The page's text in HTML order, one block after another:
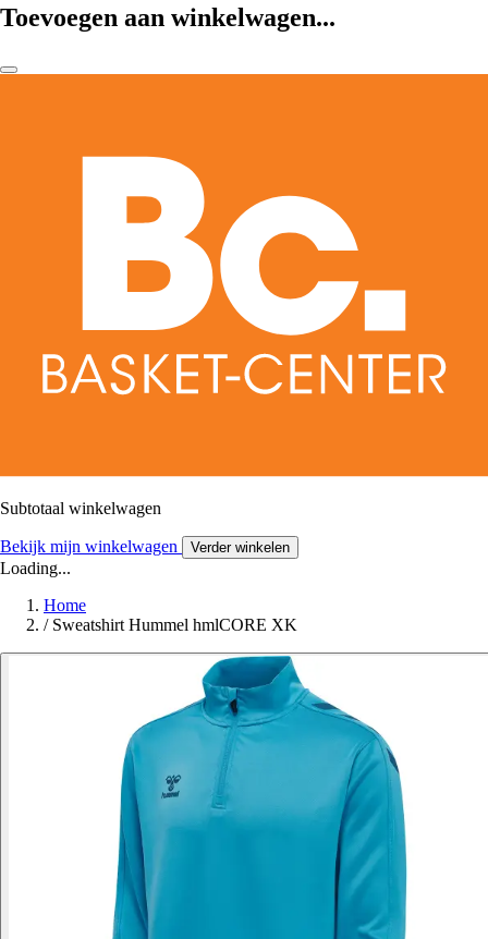
Toevoegen aan winkelwagen...
Subtotaal winkelwagen
Bekijk mijn winkelwagen Verder winkelen
Loading...
Home
/ Sweatshirt Hummel hmlCORE XK